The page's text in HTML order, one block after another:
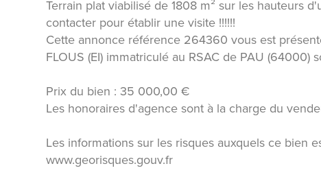
Terrain plat viabilisé de 1808 m² sur les hauteurs
contacter pour établir une visite !!!!!!
Cette annonce référence 264360 vous est
FLOUS (EI) immatriculé au RSAC de PAU
Prix du bien : 35 000,00 €
Les honoraires d'agence sont à la charge du
Les informations sur les risques auxquels ce bien
www.georisques.gouv.fr